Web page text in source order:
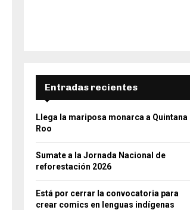
Entradas recientes
Llega la mariposa monarca a Quintana
Roo
Sumate a la Jornada Nacional de
reforestación 2026
Está por cerrar la convocatoria para
crear comics en lenguas indígenas